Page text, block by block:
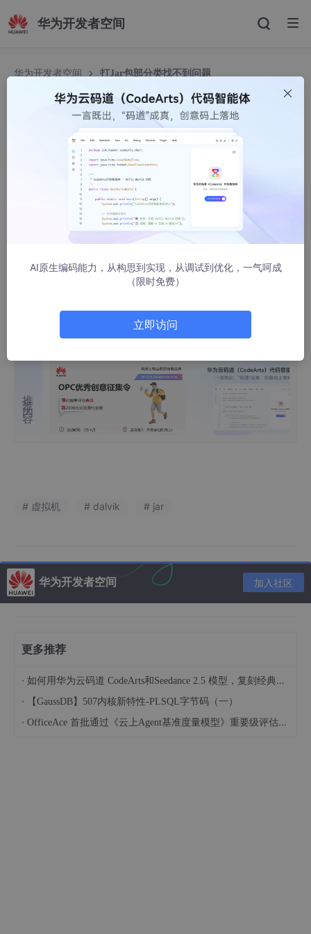
华为开发者空间
华为开发者空间 打Jar包部分类找不到问题
打Jar包部分类找不到问题
ImTryCatchException
1472人浏览 · 2017-12-08 17:59:30
最近开发遇到一个奇葩的问题就是打出来的jar包。除了几个个
别的类 出现找不到 其他的都可以。一直困惑不知道原因。知道今
天我终于找到了问题所在。在这里记录一下。
其实发生这种问题的原因就在于：这些找不到的类，他们当中
肯定是引用了第三方的jar包，而你使用的工程中并没有他需要的ja
r包。这样会有什么影响呢，不知道你们有没有观察到log 你会发现
dalvik 虚拟机 会报一个leank 失败的错误。
那为什么会加载不成功这些找不到的类。因为虚拟机在加载该
载失败。然后当你调用的时候就会出先类找不到 因为虚拟机根本
推荐内容
# 虚拟机 # dalvik # jar
华为开发者空间 加入社区
更多推荐
· 如何用华为云码道 CodeArts和Seedance 2.5 模型，复刻经典画作名场面
· 【GaussDB】507内核新特性-PLSQL字节码（一）
· OfficeAce 首批通过《云上Agent基准度量模型》重要级评估，定义智能体可信新标杆
AI原生编码能力，从构思到实现，从调试到优化，一气呵成
（限时免费）
立即访问